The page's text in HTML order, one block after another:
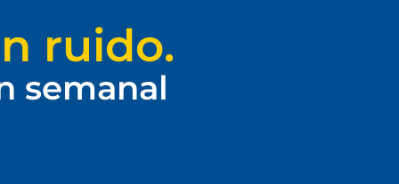
ruido.
semanal